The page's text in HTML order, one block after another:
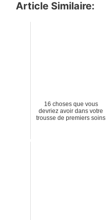
Article Similaire:
16 choses que vous
devriez avoir dans votre
trousse de premiers soins